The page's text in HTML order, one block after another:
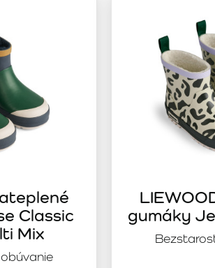
Classic
Mix
gumáky